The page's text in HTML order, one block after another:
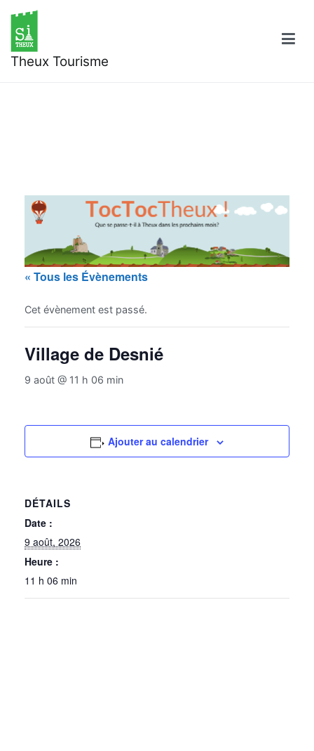
contenu
Theux Tourisme
« Tous les Évènements
Cet évènement est passé.
Village de Desnié
9 août @ 11 h 06 min
Ajouter au calendrier
DÉTAILS
Date :
9 août, 2026
Heure :
11 h 06 min